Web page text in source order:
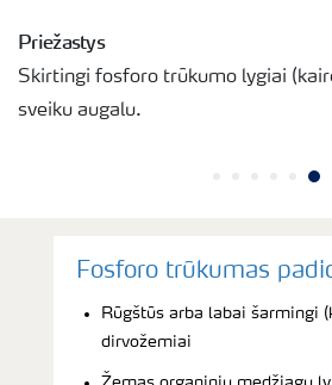
Priežastys
Skirtingi fosforo trūkumo lygiai
sveiku augalu.
Fosforo trūkumas
Rūgštūs arba labai šarmingi
dirvožemiai